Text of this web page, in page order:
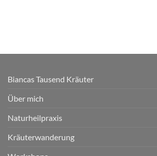
Biancas Tausend Kräuter
Über mich
Naturheilpraxis
Kräuterwanderung